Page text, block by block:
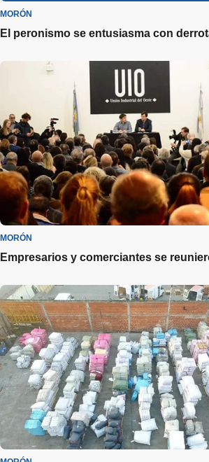
MORÓN
El peronismo se entusiasma con
MORÓN
Empresarios y comerciantes se